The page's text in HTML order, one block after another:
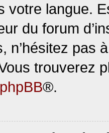
votre langue.
du forum
n’hésitez pas
trouverez
phpBB®.